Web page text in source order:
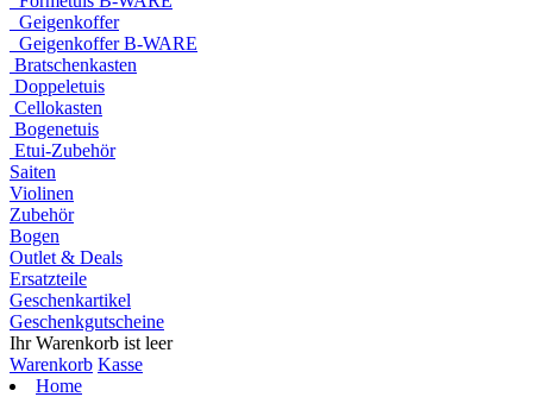
Geigenkoffer
Geigenkoffer B-WARE
Bratschenkasten
Doppeletuis
Cellokasten
Bogenetuis
Etui-Zubehör
Saiten
Violinen
Zubehör
Bogen
Outlet & Deals
Ersatzteile
Geschenkartikel
Geschenkgutscheine
Ihr Warenkorb ist leer
Warenkorb Kasse
Home